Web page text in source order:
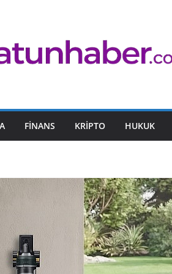
FINANS KRIPTO HUKUK